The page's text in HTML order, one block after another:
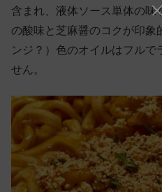
含まれ、液体ソース単体の味
の酸味と芝麻醤のコクが印象
ンジ？）色のオイルはフルで
せん。